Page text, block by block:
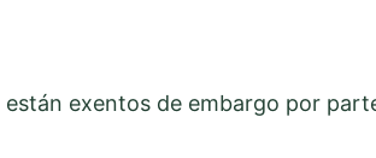
exentos de embargo por